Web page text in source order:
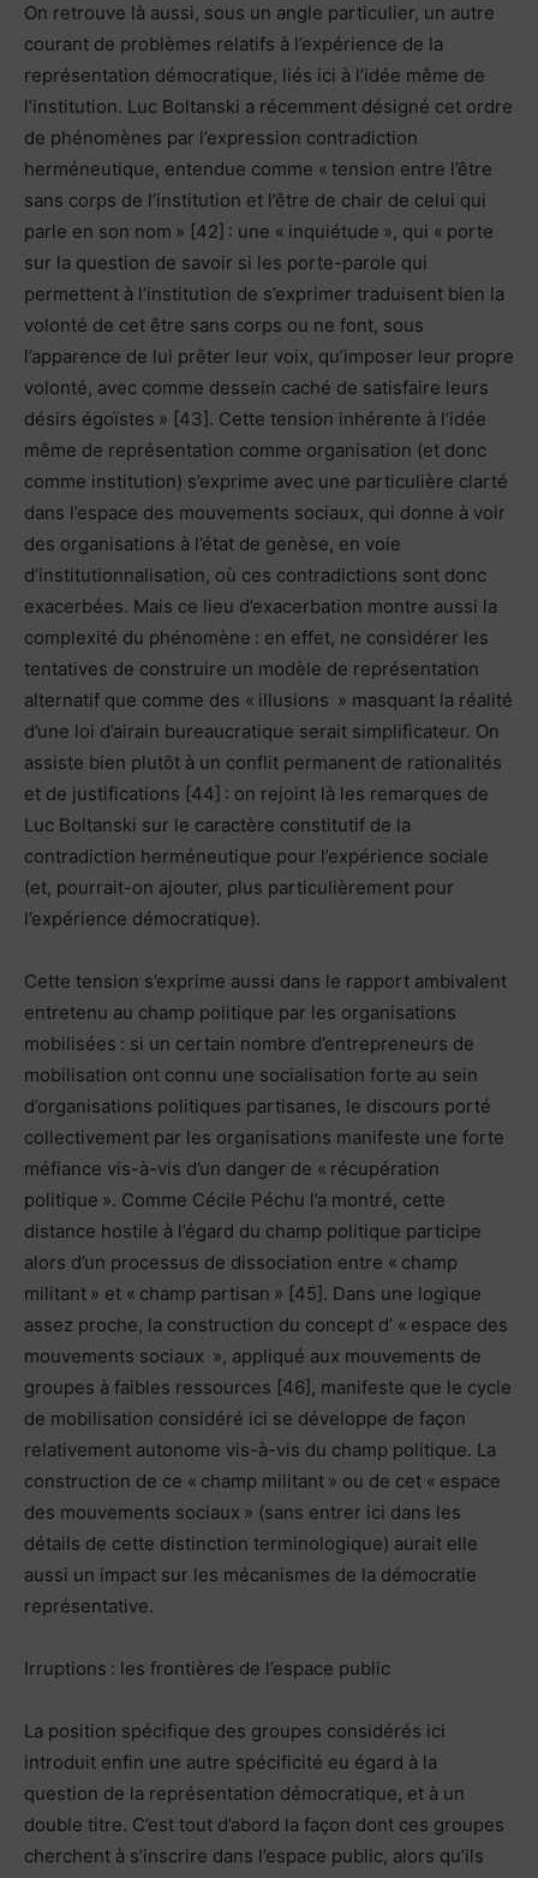
On retrouve là aussi, sous un angle particulier, un autre
courant de problèmes relatifs à l’expérience de la
représentation démocratique, liés ici à l’idée même de
l’institution. Luc Boltanski a récemment désigné cet ordre
de phénomènes par l’expression contradiction
herméneutique, entendue comme « tension entre l’être
sans corps de l’institution et l’être de chair de celui qui
parle en son nom » [42] : une « inquiétude », qui « porte
sur la question de savoir si les porte-parole qui
permettent à l’institution de s’exprimer traduisent bien la
volonté de cet être sans corps ou ne font, sous
l’apparence de lui prêter leur voix, qu’imposer leur propre
volonté, avec comme dessein caché de satisfaire leurs
désirs égoïstes » [43]. Cette tension inhérente à l’idée
même de représentation comme organisation (et donc
comme institution) s’exprime avec une particulière clarté
dans l’espace des mouvements sociaux, qui donne à voir
des organisations à l’état de genèse, en voie
d’institutionnalisation, où ces contradictions sont donc
exacerbées. Mais ce lieu d’exacerbation montre aussi la
complexité du phénomène : en effet, ne considérer les
tentatives de construire un modèle de représentation
alternatif que comme des « illusions » masquant la réalité
d’une loi d’airain bureaucratique serait simplificateur. On
assiste bien plutôt à un conflit permanent de rationalités
et de justifications [44] : on rejoint là les remarques de
Luc Boltanski sur le caractère constitutif de la
contradiction herméneutique pour l’expérience sociale
(et, pourrait-on ajouter, plus particulièrement pour
l’expérience démocratique).
Cette tension s’exprime aussi dans le rapport ambivalent
entretenu au champ politique par les organisations
mobilisées : si un certain nombre d’entrepreneurs de
mobilisation ont connu une socialisation forte au sein
d’organisations politiques partisanes, le discours porté
collectivement par les organisations manifeste une forte
méfiance vis-à-vis d’un danger de « récupération
politique ». Comme Cécile Péchu l’a montré, cette
distance hostile à l’égard du champ politique participe
alors d’un processus de dissociation entre « champ
militant » et « champ partisan » [45]. Dans une logique
assez proche, la construction du concept d’ « espace des
mouvements sociaux », appliqué aux mouvements de
groupes à faibles ressources [46], manifeste que le cycle
de mobilisation considéré ici se développe de façon
relativement autonome vis-à-vis du champ politique. La
construction de ce « champ militant » ou de cet « espace
des mouvements sociaux » (sans entrer ici dans les
détails de cette distinction terminologique) aurait elle
aussi un impact sur les mécanismes de la démocratie
représentative.
Irruptions : les frontières de l’espace public
La position spécifique des groupes considérés ici
introduit enfin une autre spécificité eu égard à la
question de la représentation démocratique, et à un
double titre. C’est tout d’abord la façon dont ces groupes
cherchent à s’inscrire dans l’espace public, alors qu’ils